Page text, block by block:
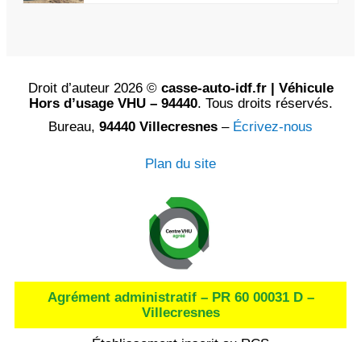
Droit d’auteur 2026 © casse-auto-idf.fr | Véhicule
Hors d’usage VHU – 94440. Tous droits réservés.
Bureau, 94440 Villecresnes – Écrivez-nous
Plan du site
Agrément administratif – PR 60 00031 D –
Villecresnes